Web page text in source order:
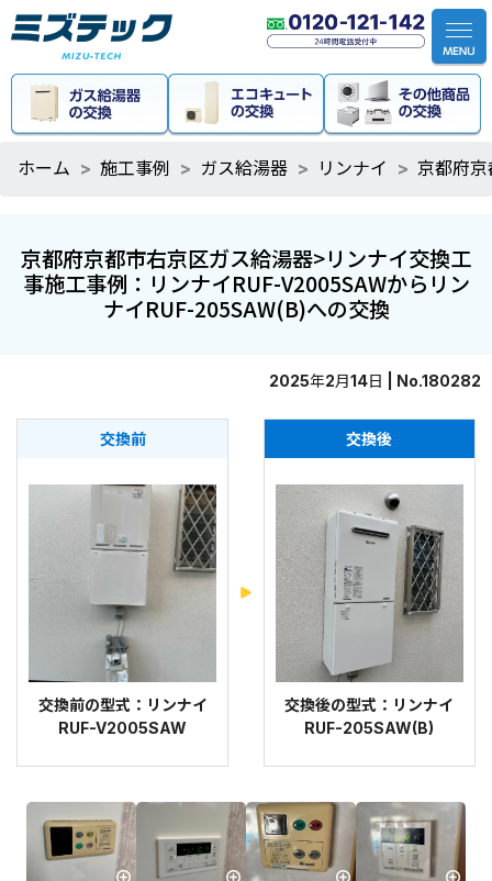
ホーム 施工事例 ガス給湯器 リンナイ 京都府
京都府京都市右京区ガス給湯器>リンナイ交換工
事施工事例：リンナイRUF-V2005SAWからリン
ナイRUF-205SAW(B)への交換
2025年2月14日 | No.180282
交換前
交換前の型式：リンナイ
RUF-V2005SAW
交換後
交換後の型式：リンナイ
RUF-205SAW(B)